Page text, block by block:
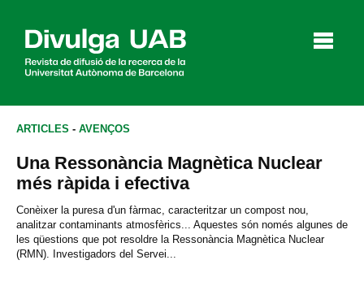
Agenda
ARTICLES - AVENÇOS
Una Ressonància Magnètica Nuclear
més ràpida i efectiva
Conèixer la puresa d'un fàrmac, caracteritzar un compost nou,
analitzar contaminants atmosfèrics... Aquestes són només algunes de
les qüestions que pot resoldre la Ressonància Magnètica Nuclear
(RMN). Investigadors del Servei...